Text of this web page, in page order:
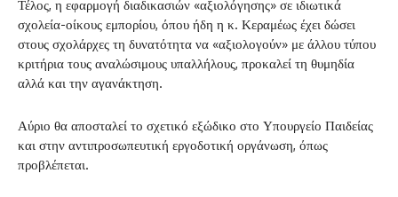
Τέλος, η εφαρμογή διαδικασιών «αξιολόγησης» σε ιδιωτικά
σχολεία-οίκους εμπορίου, όπου ήδη η κ. Κεραμέως έχει δώσει
στους σχολάρχες τη δυνατότητα να «αξιολογούν» με άλλου τύπου
κριτήρια τους αναλώσιμους υπαλλήλους, προκαλεί τη θυμηδία
αλλά και την αγανάκτηση.
Αύριο θα αποσταλεί το σχετικό εξώδικο στο Υπουργείο Παιδείας
και στην αντιπροσωπευτική εργοδοτική οργάνωση, όπως
προβλέπεται.